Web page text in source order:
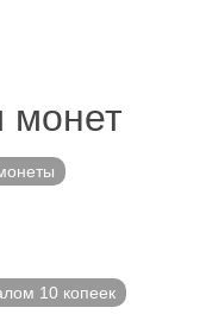
монет
10 копеек